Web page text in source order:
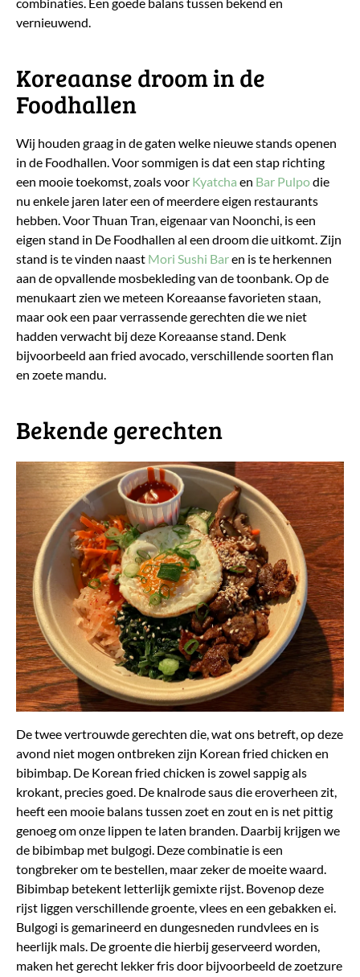
vernieuwend.
Koreaanse droom in de
Foodhallen
Wij houden graag in de gaten welke nieuwe stands openen
in de Foodhallen. Voor sommigen is dat een stap richting
een mooie toekomst, zoals voor Kyatcha en Bar Pulpodie
nu enkele jaren later een of meerdere eigen restaurants
hebben. Voor Thuan Tran, eigenaar van Noonchi, is een
eigen stand in De Foodhallen al een droom die uitkomt. Zijn
stand is te vinden naast Mori Sushi Baren is te herkennen
aan de opvallende mosbekleding van de toonbank. Op de
menukaart zien we meteen Koreaanse favorieten staan,
maar ook een paar verrassende gerechten die we niet
hadden verwacht bij deze Koreaanse stand. Denk
bijvoorbeeld aan fried avocado, verschillende soorten flan
en zoete mandu.
Bekende gerechten
De twee vertrouwde gerechten die, wat ons betreft, op deze
avond niet mogen ontbreken zijn Korean fried chicken en
bibimbap. De Korean fried chicken is zowel sappig als
krokant, precies goed. De knalrode saus die eroverheen zit,
heeft een mooie balans tussen zoet en zout en is net pittig
genoeg om onze lippen te laten branden. Daarbij krijgen we
de bibimbap met bulgogi. Deze combinatie is een
tongbreker om te bestellen, maar zeker de moeite waard.
Bibimbap betekent letterlijk gemixte rijst. Bovenop deze
rijst liggen verschillende groente, vlees en een gebakken ei.
Bulgogi is gemarineerd en dungesneden rundvlees en is
heerlijk mals. De groente die hierbij geserveerd worden,
maken het gerecht lekker fris door bijvoorbeeld de zoetzure